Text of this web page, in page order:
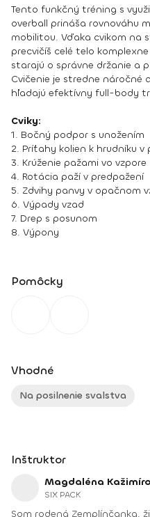
Tento funkčný tréning s
overball prináša rovnováhu
mobilitou. Vďaka cvikom na
precvičíš celé telo
starajú o správne držanie a
Cvičenie je stredne náročné
hľadajú efektívny full-body
Cviky:
1. Bočný podpor s unožením
2. Príťahy kolien k hrudníku v
3. Krúženie pažami vo vzpore
4. Rotácia paží v predpažení
5. Zdvihy panvy v opačnom
6. Výpady vzad
7. Drep s posunom
8. Výpony
Pomôcky
Vhodné
Na posilnenie svalstva
Inštruktor
Magdaléna
SIX PACK
Som rodená Zemplínčanka,